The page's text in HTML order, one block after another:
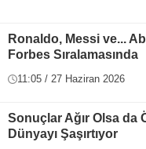
Ronaldo, Messi ve...
Forbes Sıralamasında
11:05 / 27 Haziran 2026
Sonuçlar Ağır Olsa da
Dünyayı Şaşırtıyor